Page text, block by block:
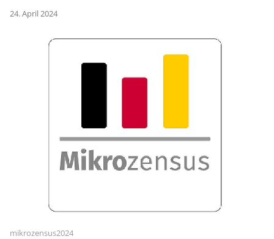
24. April 2024
mikrozensus2024